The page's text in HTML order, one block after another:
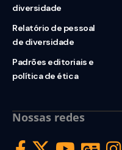
diversidade
Relatório de pessoal
de diversidade
Padrões editoriais e
política de ética
Nossas redes